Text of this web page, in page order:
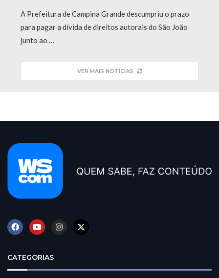
A Prefeitura de Campina Grande descumpriu o prazo
para pagar a dívida de direitos autorais do São João
junto ao …
VER MAIS NOTÍCIAS
CATEGORIAS